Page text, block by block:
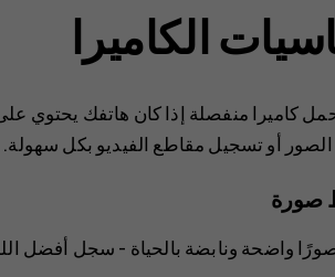
الكاميرا
كاميرا منفصلة إذا كان هاتفك يحتوي
الصور أو تسجيل مقاطع الفيديو بكل سهولة.
صورة
واضحة ونابضة بالحياة - سجل أفضل